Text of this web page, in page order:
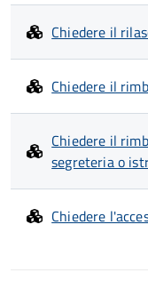
Chiedere il
Chiedere il
Chiedere il
segreteria o
Chiedere